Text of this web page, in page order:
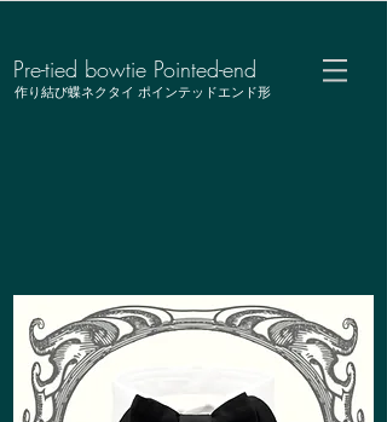
Pre-tied bowtie Pointed-end
作り結び蝶ネクタイ ポインテッドエンド形